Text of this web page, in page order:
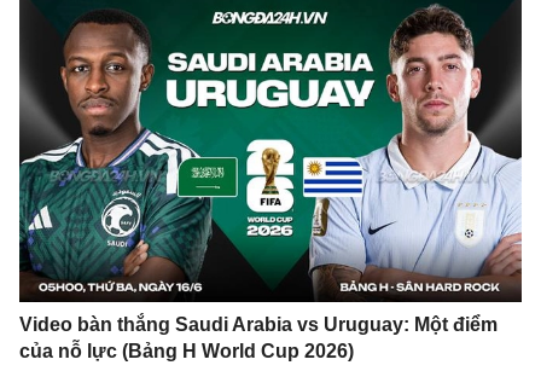
Video bàn thắng Saudi Arabia vs Uruguay: Một điểm
của nỗ lực (Bảng H World Cup 2026)